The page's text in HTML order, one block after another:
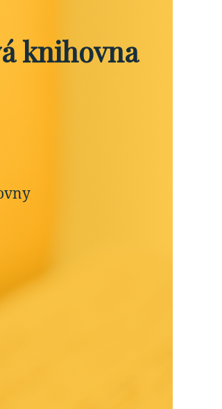
knihovna